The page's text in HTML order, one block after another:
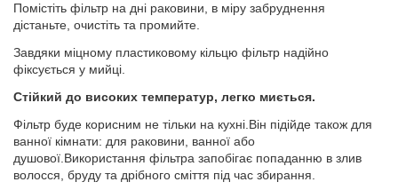
Помістіть фільтр на дні раковини, в міру забруднення
дістаньте, очистіть та промийте.
Завдяки міцному пластиковому кільцю фільтр надійно
фіксується у мийці.
Стійкий до високих температур, легко миється.
Фільтр буде корисним не тільки на кухні.Він підійде також для
ванної кімнати: для раковини, ванної або
душової.Використання фільтра запобігає попаданню в злив
волосся, бруду та дрібного сміття під час збирання.